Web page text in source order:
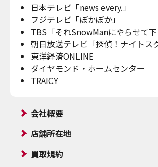
日本テレビ「news every.」
フジテレビ「ぽかぽか」
TBS「それSnowManにやらせて下
朝日放送テレビ「探偵！ナイトス
東洋経済ONLINE
ダイヤモンド・ホームセンター
TRAICY
会社概要
店舗所在地
買取規約